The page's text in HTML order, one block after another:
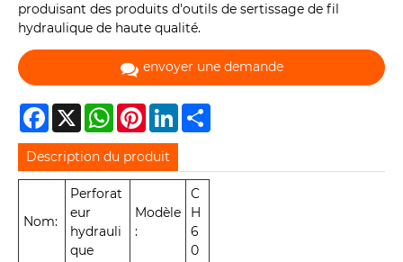
produisant des produits d'outils de sertissage de fil
hydraulique de haute qualité.
envoyer une demande
Facebook
X WhatsAppPinterestLinkedIn
Description du produit
Nom:
Perforat
eur
hydrauli
que
Modèle
:
C
H
6
0